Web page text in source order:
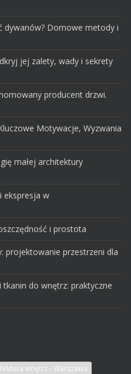
dywanów? Domowe metody i
jej zalety, wady i sekrety
producent drzwi.
Motywacje, Wyzwania
małej architektury
ekspresja w
i prostota
projektowanie przestrzeni dla
do wnętrz: praktyczne
wnętrz - Warszawa